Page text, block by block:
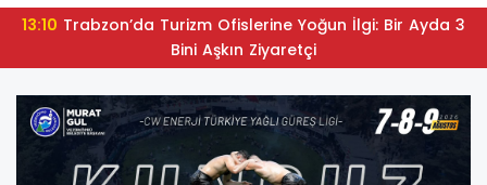
13:10
Bini Aşkın Ziyaretçi